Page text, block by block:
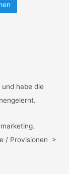
habe die
/ Provisionen >